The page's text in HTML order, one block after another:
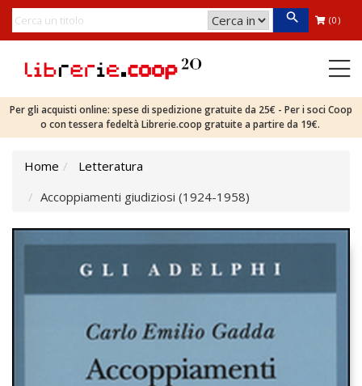
(0)
Per gli acquisti online: spese di spedizione gratuite da 25€ - Per i soci Coop
o con tessera fedeltà Librerie.coop gratuite a partire da 19€.
Home
Letteratura
Accoppiamenti giudiziosi (1924-1958)